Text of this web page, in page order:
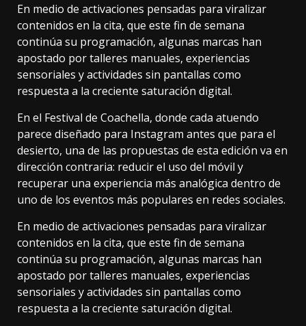
En medio de activaciones pensadas para viralizar
contenidos en la cita, que este fin de semana
continúa su programación, algunas marcas han
apostado por talleres manuales, experiencias
sensoriales y actividades sin pantallas como
respuesta a la creciente saturación digital.
En el Festival de Coachella, donde cada atuendo
parece diseñado para Instagram antes que para el
desierto, una de las propuestas de esta edición va en
dirección contraria: reducir el uso del móvil y
recuperar una experiencia más analógica dentro de
uno de los eventos más populares en redes sociales.
En medio de activaciones pensadas para viralizar
contenidos en la cita, que este fin de semana
continúa su programación, algunas marcas han
apostado por talleres manuales, experiencias
sensoriales y actividades sin pantallas como
respuesta a la creciente saturación digital.